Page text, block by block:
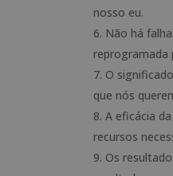
nosso eu.
Não há
reprogramada
O
que nós
A eficácia
recursos
Os